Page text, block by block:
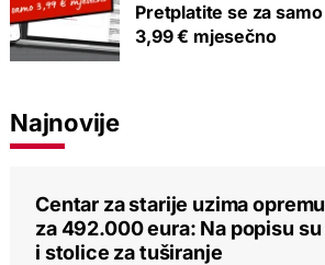
Pretplatite se za samo
3,99 € mjesečno
Najnovije
Centar za starije uzima opremu
za 492.000 eura: Na popisu su
i stolice za tuširanje